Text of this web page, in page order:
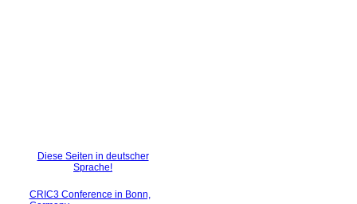
Diese Seiten in deutscher
Sprache!
CRIC3 Conference in Bonn,